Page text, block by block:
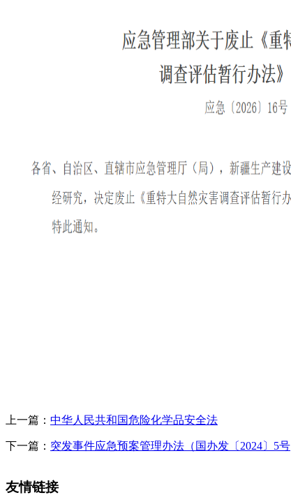
上一篇： 中华人民共和国危险化学品安全法
下一篇： 突发事件应急预案管理办法（国办发〔2024〕5号
友情链接